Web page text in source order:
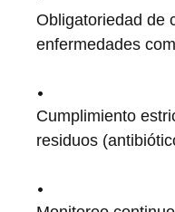
Obligatoriedad de
enfermedades
Cumplimiento
residuos